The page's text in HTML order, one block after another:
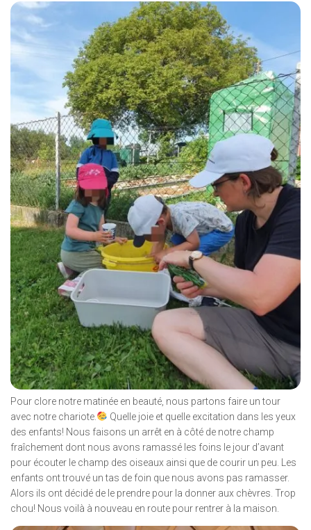
Pour clore notre matinée en beauté, nous partons faire un tour
avec notre chariote.
Quelle joie et quelle excitation dans les yeux
des enfants! Nous faisons un arrêt en à côté de notre champ
fraîchement dont nous avons ramassé les foins le jour d’avant
pour écouter le champ des oiseaux ainsi que de courir un peu. Les
enfants ont trouvé un tas de foin que nous avons pas ramasser.
Alors ils ont décidé de le prendre pour la donner aux chèvres. Trop
chou! Nous voilà à nouveau en route pour rentrer à la maison.